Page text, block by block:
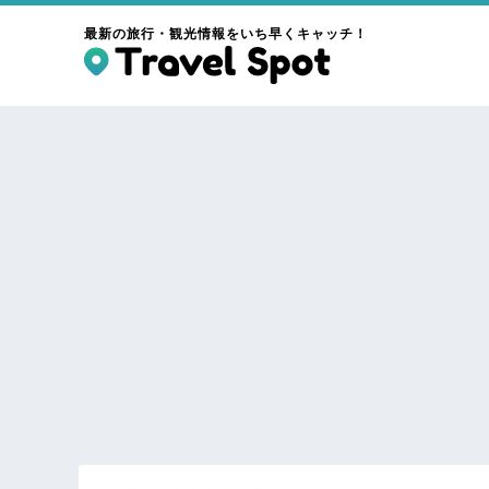
最新の旅行・観光情報をいち早くキャッチ！